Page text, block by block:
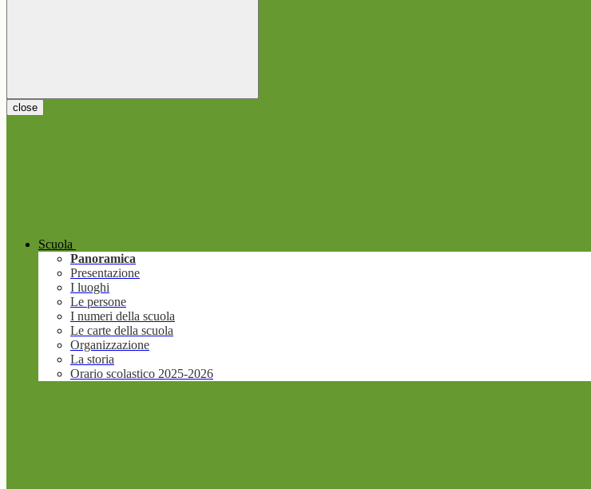
close
Scuola
Panoramica
Presentazione
I luoghi
Le persone
I numeri della scuola
Le carte della scuola
Organizzazione
La storia
Orario scolastico 2025-2026